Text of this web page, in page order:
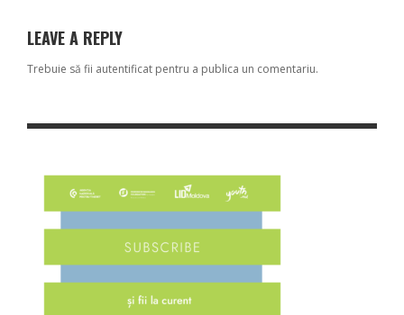
LEAVE A REPLY
Trebuie să fii autentificat pentru a publica un comentariu.